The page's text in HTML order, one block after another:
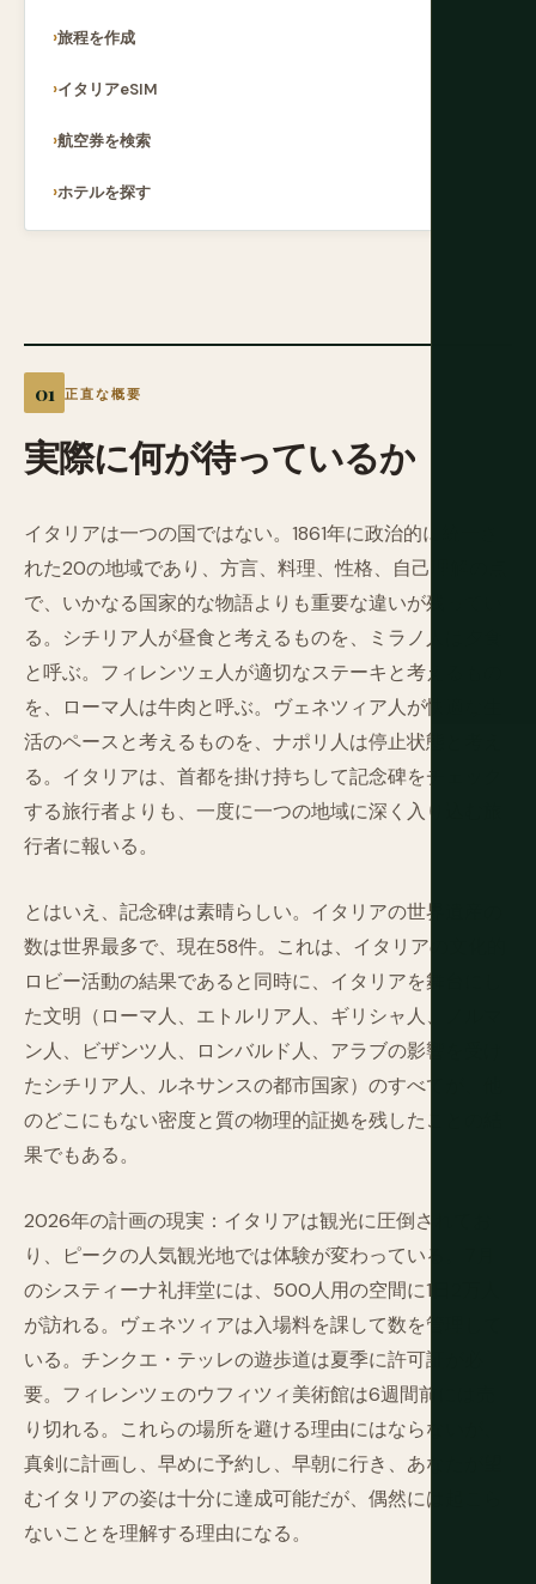
正直な概要
実際に何が待っているか
イタリアは一つの国ではない。1861年に政治的に統一さ
れた20の地域であり、方言、料理、性格、自己理解の点
で、いかなる国家的な物語よりも重要な違いが残ってい
る。シチリア人が昼食と考えるものを、ミラノ人は夕食
と呼ぶ。フィレンツェ人が適切なステーキと考えるもの
を、ローマ人は牛肉と呼ぶ。ヴェネツィア人が快適な生
活のペースと考えるものを、ナポリ人は停止状態と考え
る。イタリアは、首都を掛け持ちして記念碑をチェック
する旅行者よりも、一度に一つの地域に深く入り込む旅
行者に報いる。
とはいえ、記念碑は素晴らしい。イタリアの世界遺産の
数は世界最多で、現在58件。これは、イタリアの文化的
ロビー活動の結果であると同時に、イタリアを舞台にし
た文明（ローマ人、エトルリア人、ギリシャ人、ノルマ
ン人、ビザンツ人、ロンバルド人、アラブの影響を受け
たシチリア人、ルネサンスの都市国家）のすべてが、他
のどこにもない密度と質の物理的証拠を残したことの結
果でもある。
2026年の計画の現実：イタリアは観光に圧倒されてお
り、ピークの人気観光地では体験が変わっている。7月
のシスティーナ礼拝堂には、500人用の空間に1日2万人
が訪れる。ヴェネツィアは入場料を課して数を管理して
いる。チンクエ・テッレの遊歩道は夏季に許可証が必
要。フィレンツェのウフィツィ美術館は6週間前には売
り切れる。これらの場所を避ける理由にはならないが、
真剣に計画し、早めに予約し、早朝に行き、あなたが望
むイタリアの姿は十分に達成可能だが、偶然には起こら
ないことを理解する理由になる。
旅程を作成
イタリアeSIM
航空券を検索
ホテルを探す